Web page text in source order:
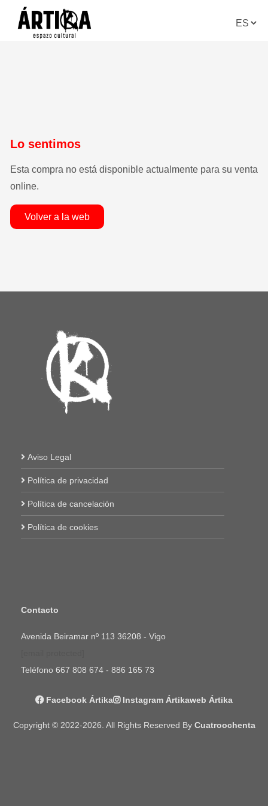
lo sentimos
esta compra no está disponible actualmente para su venta
online.
volver a la web
Aviso Legal
Política de privacidad
Política de cancelación
Política de cookies
Contacto
Avenida Beiramar nº 113 36208 - Vigo
Teléfono
667 808 674 - 886 165 73
Facebook Ártika Instagram Ártika Web Ártika
Copyright © 2022-2026. All Rights Reserved By Cuatroochenta